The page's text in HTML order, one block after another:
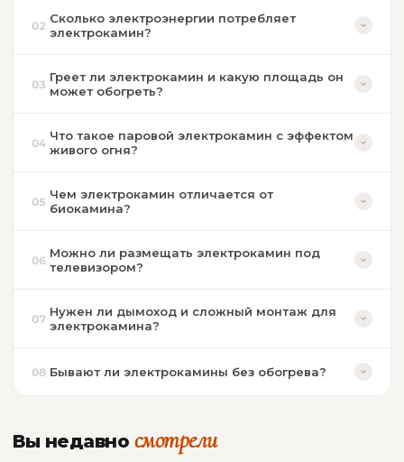
02 Сколько электроэнергии потребляет
электрокамин?
03 Греет ли электрокамин и какую площадь он
может обогреть?
04 Что такое паровой электрокамин с эффектом
живого огня?
05 Чем электрокамин отличается от
биокамина?
06 Можно ли размещать электрокамин под
телевизором?
07 Нужен ли дымоход и сложный монтаж для
электрокамина?
08 Бывают ли электрокамины без обогрева?
Вы недавно смотрели